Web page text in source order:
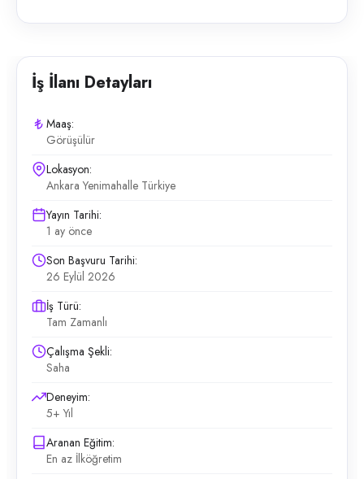
İş İlanı Detayları
Maaş:
Görüşülür
Lokasyon:
Ankara Yenimahalle Türkiye
Yayın Tarihi:
1 ay önce
Son Başvuru Tarihi:
26 Eylül 2026
İş Türü:
Tam Zamanlı
Çalışma Şekli:
Saha
Deneyim:
5+ Yıl
Aranan Eğitim:
En az İlköğretim